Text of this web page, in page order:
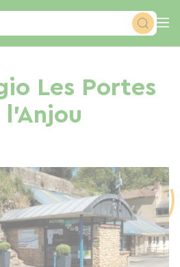
Les Portes
l'Anjou
cookies